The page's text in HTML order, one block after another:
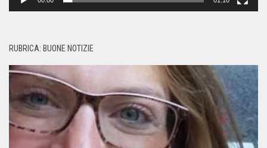
RUBRICA: BUONE NOTIZIE